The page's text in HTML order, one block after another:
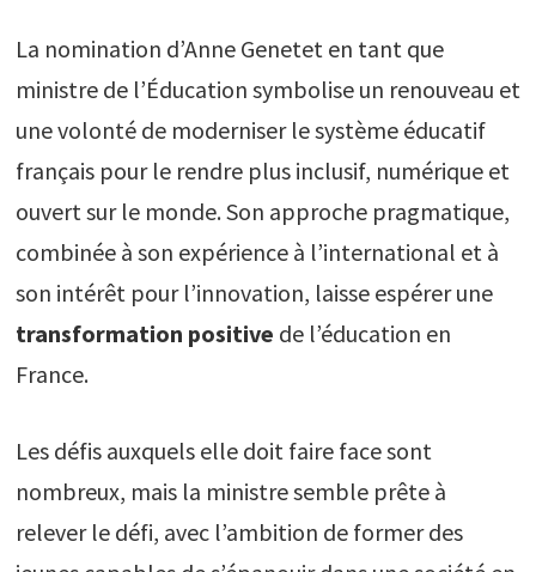
La nomination d’Anne Genetet en tant que
ministre de l’Éducation symbolise un renouveau et
une volonté de moderniser le système éducatif
français pour le rendre plus inclusif, numérique et
ouvert sur le monde. Son approche pragmatique,
combinée à son expérience à l’international et à
son intérêt pour l’innovation, laisse espérer une
transformation positive de l’éducation en
France.
Les défis auxquels elle doit faire face sont
nombreux, mais la ministre semble prête à
relever le défi, avec l’ambition de former des